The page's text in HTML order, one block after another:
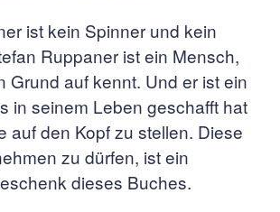
ist kein Spinner und kein
Ruppaner ist ein Mensch,
Grund auf kennt. Und er ist ein
in seinem Leben geschafft hat
auf den Kopf zu stellen. Diese
zu dürfen, ist ein
dieses Buches.